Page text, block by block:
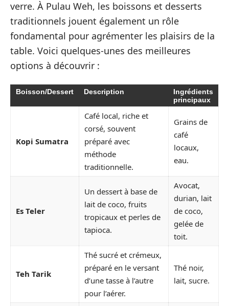
verre. À Pulau Weh, les boissons et desserts
traditionnels jouent également un rôle
fondamental pour agrémenter les plaisirs de la
table. Voici quelques-unes des meilleures
options à découvrir :
Boisson/Dessert Description
Ingrédients
principaux
Kopi Sumatra
Café local, riche et
corsé, souvent
préparé avec
méthode
traditionnelle.
Grains de
café
locaux,
eau.
Es Teler
Un dessert à base de
lait de coco, fruits
tropicaux et perles de
tapioca.
Avocat,
durian, lait
de coco,
gelée de
toit.
Teh Tarik
Thé sucré et crémeux,
préparé en le versant
d’une tasse à l’autre
pour l’aérer.
Thé noir,
lait, sucre.